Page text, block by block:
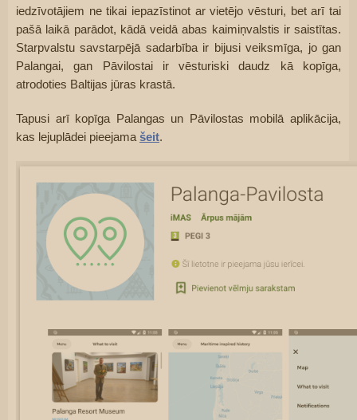
iedzīvotājiem ne tikai iepazīstinot ar vietējo vēsturi, bet arī tai
pašā laikā parādot, kādā veidā abas kaimiņvalstis ir saistītas.
Starpvalstu savstarpējā sadarbība ir bijusi veiksmīga, jo gan
Palangai, gan Pāvilostai ir vēsturiski daudz kā kopīga,
atrodoties Baltijas jūras krastā.
Tapusi arī kopīga Palangas un Pāvilostas mobilā aplikācija,
kas lejuplādei pieejama šeit.